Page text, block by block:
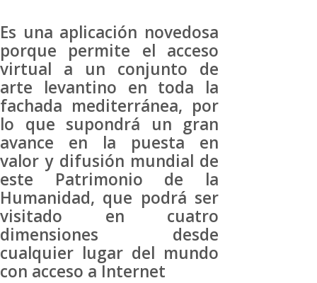
Es una aplicación novedosa
porque permite el acceso
virtual a un conjunto de
arte levantino en toda la
fachada mediterránea, por
lo que supondrá un gran
avance en la puesta en
valor y difusión mundial de
este Patrimonio de la
Humanidad, que podrá ser
visitado en cuatro
dimensiones desde
cualquier lugar del mundo
con acceso a Internet